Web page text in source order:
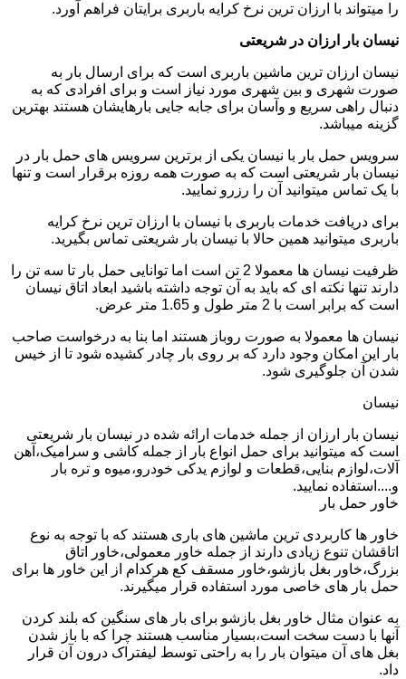
را میتواند با ارزان ترین نرخ کرایه باربری برایتان فراهم آورد.
نیسان بار ارزان در شریعتی
نیسان ارزان ترین ماشین باربری است که برای ارسال بار به
صورت شهری و بین شهری مورد نیاز است و برای افرادی که به
دنبال راهی سریع و وآسان برای جابه جایی بارهایشان هستند بهترین
گزینه میباشد.
سرویس حمل بار با نیسان یکی از برترین سرویس های حمل بار در
نیسان بار شریعتی است که به صورت همه روزه برقرار است و تنها
با یک تماس میتوانید آن را رزرو نمایید.
برای دریافت خدمات باربری با نیسان با ارزان ترین نرخ کرایه
باربری میتوانید همین حالا با نیسان بار شریعتی تماس بگیرید.
ظرفیت نیسان ها معمولا 2 تن است اما توانایی حمل بار تا سه تن را
دارند تنها نکته ای که باید به آن توجه داشته باشید ابعاد اتاق نیسان
است که برابر است با 2 متر طول و 1.65 متر عرض.
نیسان ها معمولا به صورت روباز هستند اما بنا به درخواست صاحب
بار این امکان وجود دارد که بر روی بار چادر کشیده شود تا از خیس
شدن آن جلوگیری شود.
نیسان
نیسان بار ارزان از جمله خدمات ارائه شده در نیسان بار شریعتی
است که میتوانید برای حمل انواع بار از جمله کاشی و سرامیک،آهن
آلات،لوازم بنایی،قطعات و لوازم یدکی خودرو،میوه و تره بار
و....استفاده نمایید.
خاور حمل بار
خاور ها کاربردی ترین ماشین های باری هستند که با توجه به نوع
اتاقشان تنوع زیادی دارند از جمله خاور معمولی،خاور اتاق
بزرگ،خاور بغل بازشو،خاور مسقف کع هرکدام از این خاور ها برای
حمل بار های خاصی مورد استفاده قرار میگیرند.
به عنوان مثال خاور بغل بازشو برای بار های سنگین که بلند کردن
آنها با دست سخت است،بسیار مناسب هستند چرا که با باز شدن
بغل های آن میتوان بار را به راحتی توسط لیفتراک درون آن قرار
داد.